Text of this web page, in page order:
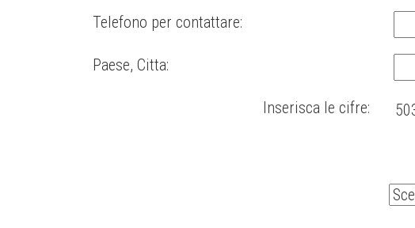
Telefono per contattare:
Paese, Citta:
Inserisca le cifre: